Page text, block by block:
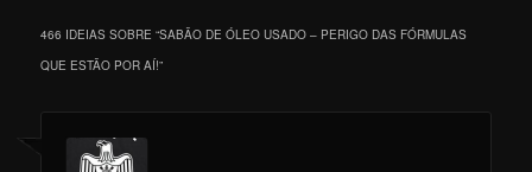
466 IDEIAS SOBRE “SABÃO DE ÓLEO USADO – PERIGO DAS FÓRMULAS
QUE ESTÃO POR AÍ!”